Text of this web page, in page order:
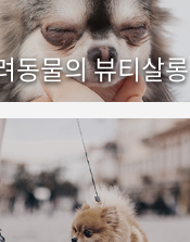
동물의 뷰티살롱